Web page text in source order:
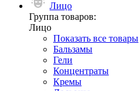
Лицо
Группа товаров:
Лицо
Показать все товары
Бальзамы
Гели
Концентраты
Кремы